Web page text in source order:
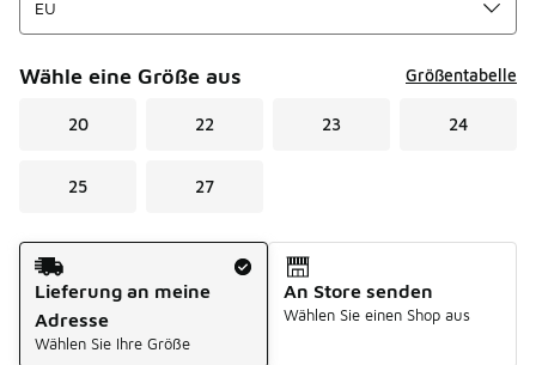
Wähle eine Größe aus Größentabelle
20 22 23 24
25 27
Versandart
Lieferung an meine
Adresse
Wählen Sie Ihre Größe
An Store senden
Wählen Sie einen Shop aus